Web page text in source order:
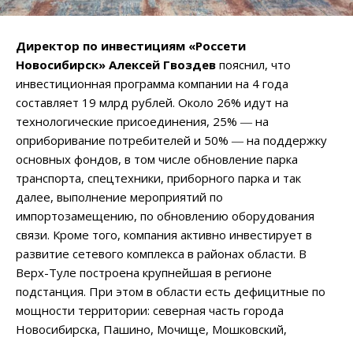
Директор по инвестициям «Россети
Новосибирск» Алексей Гвоздев пояснил, что
инвестиционная программа компании на 4 года
составляет 19 млрд рублей. Около 26% идут на
технологические присоединения, 25% ― на
оприборивание потребителей и 50% ― на поддержку
основных фондов, в том числе обновление парка
транспорта, спецтехники, приборного парка и так
далее, выполнение мероприятий по
импортозамещению, по обновлению оборудования
связи. Кроме того, компания активно инвестирует в
развитие сетевого комплекса в районах области. В
Верх-Туле построена крупнейшая в регионе
подстанция. При этом в области есть дефицитные по
мощности территории: северная часть города
Новосибирска, Пашино, Мочище, Мошковский,